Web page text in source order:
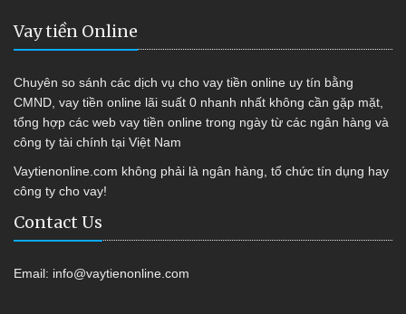
Vay tiền Online
Chuyên so sánh các dịch vụ cho vay tiền online uy tín bằng
CMND, vay tiền online lãi suất 0 nhanh nhất không cần gặp mặt,
tổng hợp các web vay tiền online trong ngày từ các ngân hàng và
công ty tài chính tại Việt Nam
Vaytienonline.com không phải là ngân hàng, tổ chức tín dụng hay
công ty cho vay!
Contact Us
Email: info@vaytienonline.com